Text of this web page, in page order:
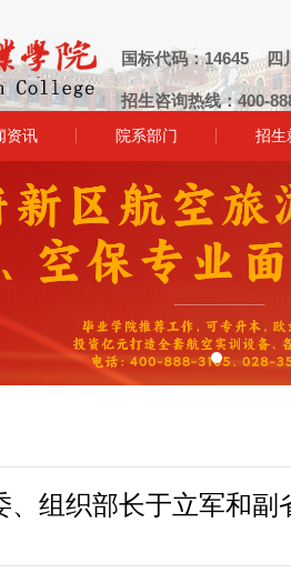
国标代码：14645 四
招生咨询热线：400-
资讯 院系部门 招生
、组织部长于立军和